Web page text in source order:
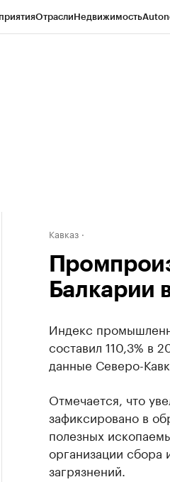
ОтраслиНедвижимость
Кавказ
Балкарии
Индекс
составил 110,3% в
данные Северо-
Отмечается, что
зафиксировано в
полезных
организации сбора
загрязнений.